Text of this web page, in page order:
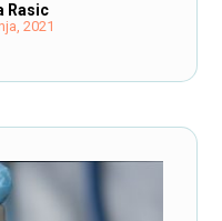
Rasic
2021